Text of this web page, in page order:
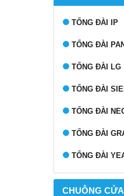
TỔNG ĐÀI IP
TỔNG ĐÀI
TỔNG ĐÀI LG
TỔNG ĐÀI
TỔNG ĐÀI
TỔNG ĐÀI
TỔNG ĐÀI
CHUÔNG